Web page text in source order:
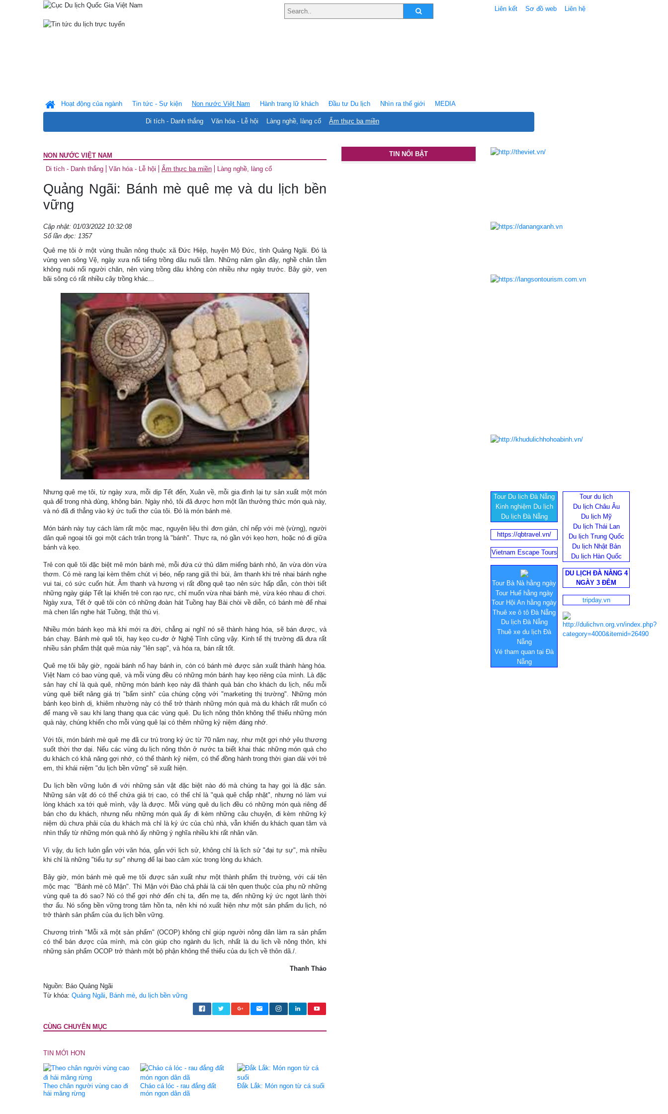
Liên kết Sơ đồ web Liên hệ
Hoạt động của ngành Tin tức - Sự kiện Non nước Việt Nam
Di tích - Danh thắng Văn hóa - Lễ hội Làng nghề, làng cổ Ẩm thực ba miền
Hành trang lữ khách Ðầu tư Du lịch Nhìn ra thế giới MEDIA
NON NƯỚC VIỆT NAM
Di tích - Danh thắng
Văn hóa - Lễ hội Ẩm thực ba miền Làng nghề, làng cổ
Quảng Ngãi: Bánh mè quê mẹ và du lịch bền
vững
Cập nhật: 01/03/2022 10:32:08
Số lần đọc: 1357
Quê mẹ tôi ở một vùng thuần nông thuộc xã Đức Hiệp, huyện Mộ Đức, tỉnh Quảng Ngãi. Đó là
vùng ven sông Vệ, ngày xưa nổi tiếng trồng dâu nuôi tằm. Những năm gần đây, nghề chăn tằm
không nuôi nổi người chăn, nên vùng trồng dâu không còn nhiều như ngày trước. Bây giờ, ven
bãi sông có rất nhiều cây trồng khác...
Nhưng quê mẹ tôi, từ ngày xưa, mỗi dịp Tết đến, Xuân về, mỗi gia đình lại tự sản xuất một món
quà để trong nhà dùng, không bán. Ngày nhỏ, tôi đã được hơn một lần thưởng thức món quà này,
và nó đã đi thẳng vào ký ức tuổi thơ của tôi. Đó là món bánh mè.
Món bánh này tuy cách làm rất mộc mạc, nguyên liệu thì đơn giản, chỉ nếp với mè (vừng), người
dân quê ngoại tôi gọi một cách trân trọng là "bánh". Thực ra, nó gần với kẹo hơn, hoặc nó đi giữa
bánh và kẹo.
Trẻ con quê tôi đặc biệt mê món bánh mè, mỗi đứa cứ thủ dăm miếng bánh nhỏ, ăn vừa dòn vừa
thơm. Có mè rang lại kèm thêm chút vị béo, nếp rang giã thì bùi, âm thanh khi trẻ nhai bánh nghe
vui tai, có sức cuốn hút. Âm thanh và hương vị rất đồng quê tạo nên sức hấp dẫn, còn thời tiết
những ngày giáp Tết lại khiến trẻ con rạo rực, chỉ muốn vừa nhai bánh mè, vừa kéo nhau đi chơi.
Ngày xưa, Tết ở quê tôi còn có những đoàn hát Tuồng hay Bài chòi về diễn, có bánh mè để nhai
mà chen lấn nghe hát Tuồng, thật thú vị.
Nhiều món bánh kẹo mà khi mới ra đời, chẳng ai nghĩ nó sẽ thành hàng hóa, sẽ bán được, và
bán chạy. Bánh mè quê tôi, hay kẹo cu-đơ ở Nghệ Tĩnh cũng vậy. Kinh tế thị trường đã đưa rất
nhiều sản phẩm thật quê mùa này "lên sạp", và hóa ra, bán rất tốt.
Quê mẹ tôi bây giờ, ngoài bánh nổ hay bánh in, còn có bánh mè được sản xuất thành hàng hóa.
Việt Nam có bao vùng quê, và mỗi vùng đều có những món bánh hay kẹo riêng của mình. Là đặc
sản hay chỉ là quà quê, những món bánh kẹo này đã thành quà bán cho khách du lịch, nếu mỗi
vùng quê biết nâng giá trị "bẩm sinh" của chúng cộng với "marketing thị trường". Những món
bánh kẹo bình dị, khiêm nhường này có thể trở thành những món quà mà du khách rất muốn có
để mang về sau khi lang thang qua các vùng quê. Du lịch nông thôn không thể thiếu những món
quà này, chúng khiến cho mỗi vùng quê lại có thêm những kỷ niệm đáng nhớ.
Với tôi, món bánh mè quê mẹ đã cư trú trong ký ức từ 70 năm nay, như một gợi nhớ yêu thương
suốt thời thơ dại. Nếu các vùng du lịch nông thôn ở nước ta biết khai thác những món quà cho
du khách có khả năng gợi nhớ, có thể thành kỷ niệm, có thể đồng hành trong thời gian dài với trẻ
em, thì khái niệm "du lịch bền vững" sẽ xuất hiện.
Du lịch bền vững luôn đi với những sản vật đặc biệt nào đó mà chúng ta hay gọi là đặc sản.
Những sản vật đó có thể chứa giá trị cao, có thể chỉ là "quà quê chắp nhặt", nhưng nó làm vui
lòng khách xa tới quê mình, vậy là được. Mỗi vùng quê du lịch đều có những món quà riêng để
bán cho du khách, nhưng nếu những món quà ấy đi kèm những câu chuyện, đi kèm những kỷ
niệm dù chưa phải của du khách mà chỉ là ký ức của chủ nhà, vẫn khiến du khách quan tâm và
nhìn thấy từ những món quà nhỏ ấy những ý nghĩa nhiều khi rất nhân văn.
Vì vậy, du lịch luôn gắn với văn hóa, gắn với lịch sử, không chỉ là lịch sử "đại tự sự", mà nhiều
khi chỉ là những "tiểu tự sự" nhưng để lại bao cảm xúc trong lòng du khách.
Bây giờ, món bánh mè quê mẹ tôi được sản xuất như một thành phẩm thị trường, với cái tên
mộc mạc "Bánh mè cô Mận". Thì Mận với Đào chả phải là cái tên quen thuộc của phụ nữ những
vùng quê ta đó sao? Nó có thể gợi nhớ đến chị ta, đến mẹ ta, đến những ký ức ngọt lành thời
thơ ấu. Nó sống bền vững trong tâm hồn ta, nên khi nó xuất hiện như một sản phẩm du lịch, nó
trở thành sản phẩm của du lịch bền vững.
Chương trình "Mỗi xã một sản phẩm" (OCOP) không chỉ giúp người nông dân làm ra sản phẩm
có thể bán được của mình, mà còn giúp cho ngành du lịch, nhất là du lịch về nông thôn, khi
những sản phẩm OCOP trở thành một bộ phận không thể thiếu của du lịch về thôn dã./.
Thanh Thảo
Nguồn: Báo Quảng Ngãi
Từ khóa: Quảng Ngãi, Bánh mè, du lịch bền vững
CÙNG CHUYÊN MỤC
TIN MỚI HƠN
Theo chân người vùng cao đi
hái măng rừng
Cháo cá lóc - rau đắng đất
món ngon dân dã
Đắk Lắk: Món ngon từ cá suối
TIN NỔI BẬT
Tour Du lịch Đà Nẵng
Kinh nghiệm Du lịch
Du lịch Đà Nẵng
Tour du lịch
Du lịch Châu Âu
Du lịch Mỹ
Du lịch Thái Lan
Du lịch Trung Quốc
Du lịch Nhật Bản
Du lịch Hàn Quốc
https://qbtravel.vn/
Vietnam Escape Tours
Tour Bà Nà hằng ngày
Tour Huế hằng ngày
Tour Hội An hằng ngày
Thuê xe ô tô Đà Nẵng
Du lịch Đà Nẵng
Thuê xe du lịch Đà
Nẵng
Vé tham quan tại Đà
Nẵng
DU LỊCH ĐÀ NẴNG 4
NGÀY 3 ĐÊM
tripday.vn